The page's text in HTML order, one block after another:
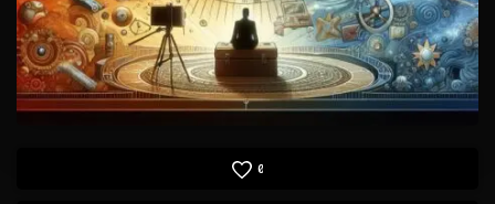
0